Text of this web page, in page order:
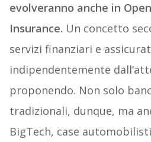
evolveranno anche in
Insurance. Un concetto
servizi finanziari e
indipendentemente
proponendo. Non solo
tradizionali, dunque, ma
BigTech, case